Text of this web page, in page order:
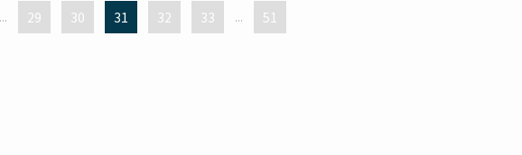
... 29 30 31 32 33 ... 51